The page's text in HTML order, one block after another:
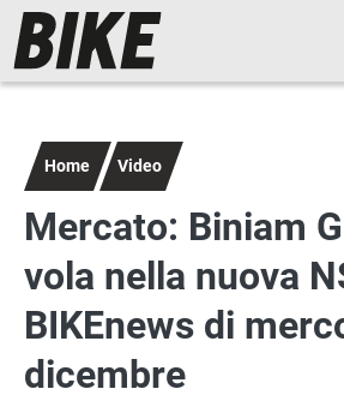
Salta al contenuto principale
Navigazione principale
Home Video
Mercato: Biniam
vola nella nuova
BIKEnews di
dicembre